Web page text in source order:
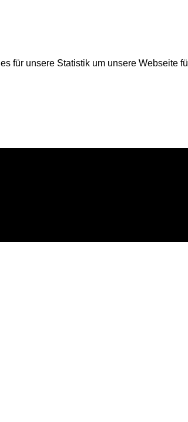
für unsere Statistik um unsere Webseite